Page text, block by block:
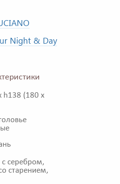
Night & Day
h138 (180 x
серебром,
старением,